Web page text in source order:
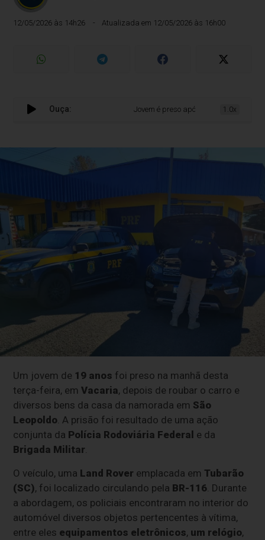
12/05/2026 às 14h26 Atualizada em 12/05/2026 às 16h00
Ouça: Jovem é preso após roubar carro e bens
1.0x
Um jovem de 19 anos foi preso na manhã desta
terça-feira, emVacaria, depois de roubar o carro e
diversos bens da casa da namorada em São
Leopoldo . A prisão foi resultado de uma ação
conjunta da Polícia Rodoviária Federal e da
Brigada Militar
O veículo, uma Land Rover emplacada em Tubarão
(SC), foi localizado circulando pela BR-116 . Durante
a abordagem, os policiais encontraram no interior do
automóvel diversos objetos pertencentes à vítima,
entre eles equipamentos eletrônicos, um relógio,